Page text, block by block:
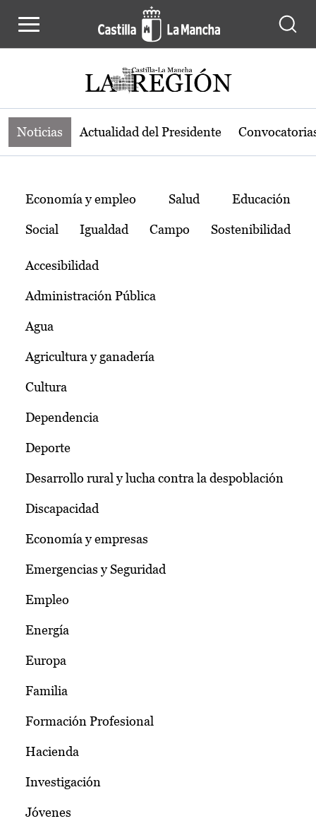
Noticias de la región de Castilla-La
Noticias Actualidad del Presidente
Temas
Economía y empleo Salud Educación
Social Igualdad Campo Sostenibilidad
Accesibilidad
Administración Pública
Agua
Agricultura y ganadería
Cultura
Dependencia
Deporte
Desarrollo rural y lucha contra la despoblación
Discapacidad
Economía y empresas
Emergencias y Seguridad
Empleo
Energía
Europa
Familia
Formación Profesional
Hacienda
Investigación
Jóvenes